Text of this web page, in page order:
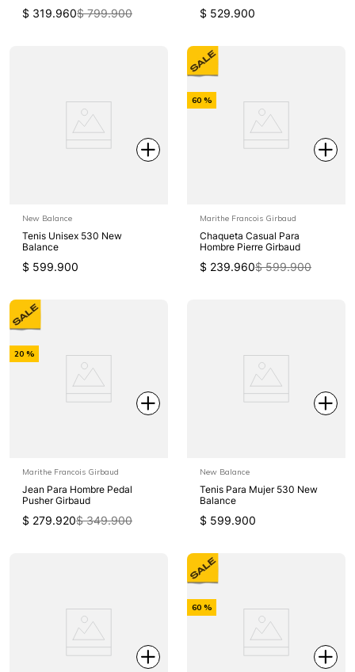
$ 319.960$ 799.900 $ 529.900
New Balance
Tenis Unisex 530 New
Balance
$ 599.900
-
60 %
Marithe Francois Girbaud
Chaqueta Casual Para
Hombre Pierre Girbaud
$ 239.960$ 599.900
-
20 %
Marithe Francois Girbaud
Jean Para Hombre Pedal
Pusher Girbaud
$ 279.920$ 349.900
New Balance
Tenis Para Mujer 530 New
Balance
$ 599.900
-
60 %